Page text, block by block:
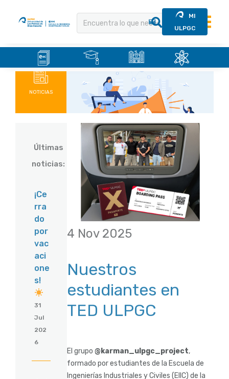
contenido
MI
ULPGC
NOTICIAS
Últimas
noticias:
¡Ce
rra
do
por
vac
aci
one
s!
31
Jul
202
6
4 Nov 2025
Nuestros
estudiantes en
TED ULPGC
El grupo @karman_ulpgc_project,
formado por estudiantes de la Escuela de
Ingenierías Industriales y Civiles (EIIC) de la